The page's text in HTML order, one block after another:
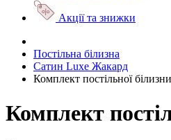
Акції та знижки
Постільна білизна
Сатин Luxe Жакард
Комплект постільної
Комплект